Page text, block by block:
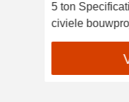
5 ton
civiele